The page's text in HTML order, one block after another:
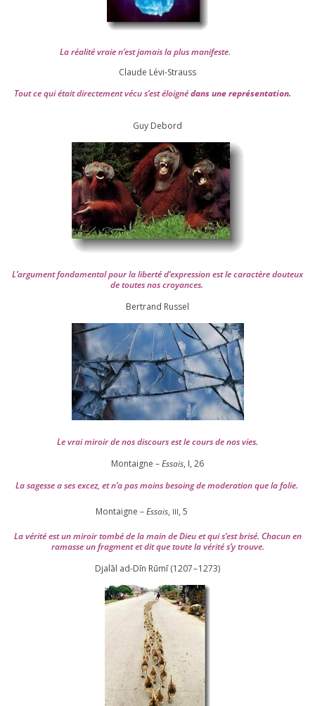
La réa­lité vraie n’est jamais la plus mani­feste.
Claude Lévi-Strauss
Tout ce qui était direc­te­ment vécu s’est éloi­gnédans une repré­sen­ta­tion.
Guy Debord
L’argument fon­da­men­tal pour la liber­té d’expression est le carac­tère dou­teux
de toutes nos croyances.
Ber­trand Russel
Le vrai miroir de nos dis­cours est le cours de nos vies.
Montaigne –Essais, I, 26
La sagesse a ses excez, et n’a pas moins besoing de mode­ra­tion que la folie.
Montaigne –Essais, III, 5
La véri­té est un miroir tom­bé de la main de Dieu et qui s’est bri­sé. Chacun en
ramasse un frag­ment et dit que toute la véri­té s’y trouve.
Djalāl ad-Dīn Rūmī (1207–1273)